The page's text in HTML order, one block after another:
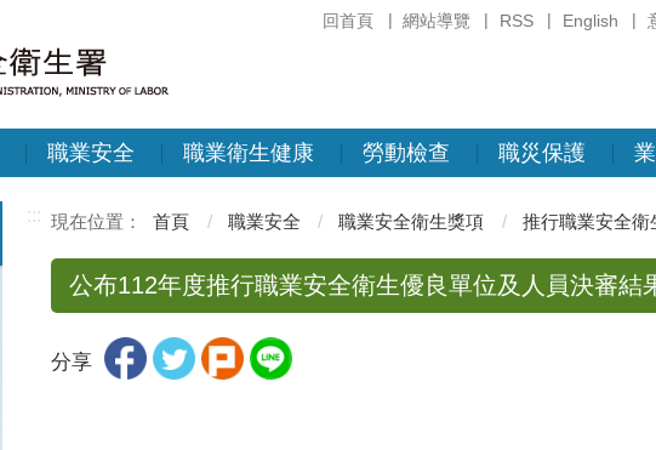
回首頁 網站導覽 RSS English
職業安全 職業衛生健康 勞動檢查 職災保護
::: 首頁 職業安全 職業安全衛生獎項 推行職業安全衛
公布112年度推行職業安全衛生優良單位及人員決審結
分享